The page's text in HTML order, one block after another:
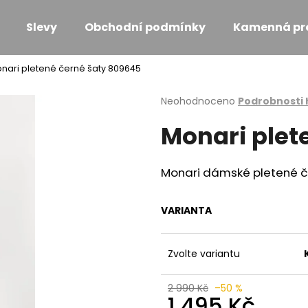
Slevy Obchodní podmínky Kamenná
pletené černé šaty 809645
Průměrné
produktu
je
z
5
Neohodnoceno Podrobnosti
Monari
Monari dámské pletené
VARIANTA
Zvolte variantu
2 990 Kč –50 %
Co potřebujete najít?
HLEDAT
MONARI